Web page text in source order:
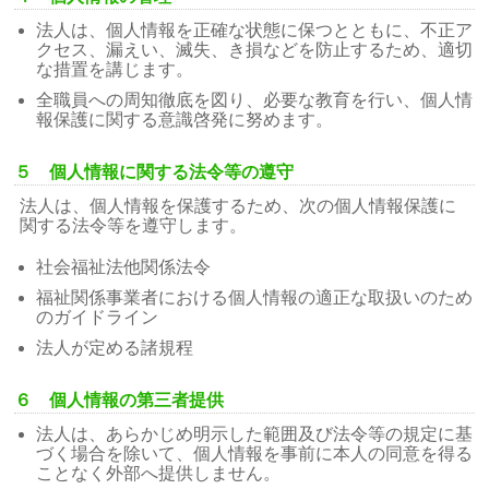
法人は、個人情報を正確な状態に保つとともに、不正ア
クセス、漏えい、滅失、き損などを防止するため、適切
な措置を講じます。
全職員への周知徹底を図り、必要な教育を行い、個人情
報保護に関する意識啓発に努めます。
５ 個人情報に関する法令等の遵守
法人は、個人情報を保護するため、次の個人情報保護に
関する法令等を遵守します。
社会福祉法他関係法令
福祉関係事業者における個人情報の適正な取扱いのため
のガイドライン
法人が定める諸規程
６ 個人情報の第三者提供
法人は、あらかじめ明示した範囲及び法令等の規定に基
づく場合を除いて、個人情報を事前に本人の同意を得る
ことなく外部へ提供しません。